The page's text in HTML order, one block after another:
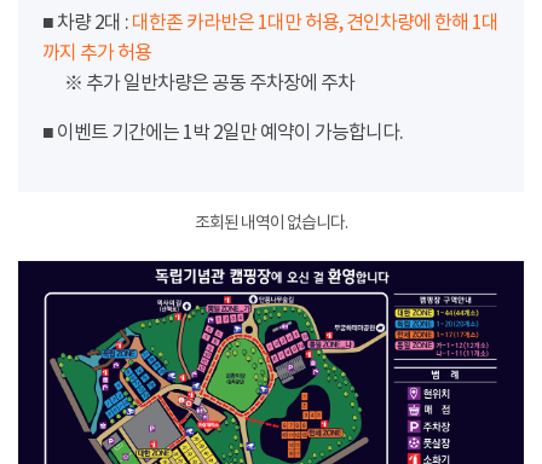
■ 차량 2대 : 대한존 카라반은 1대만 허용, 견인차량에 한해 1대
까지 추가 허용
※ 추가 일반차량은 공동 주차장에 주차
■ 이벤트 기간에는 1박 2일만 예약이 가능합니다.
조회된 내역이 없습니다.